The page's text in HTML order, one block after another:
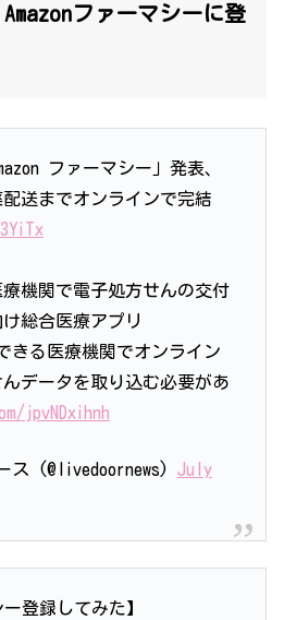
ファーマシーに登
ファーマシー」発表、
送までオンラインで完結
機関で電子処方せんの交付
総合医療アプリ
きる医療機関でオンライン
データを取り込む必要があ
jpvNDxihnh
ス (@livedoornews) July
ー登録してみた】